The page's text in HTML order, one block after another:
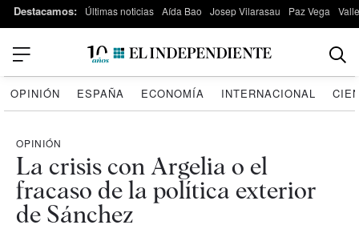
Destacamos: Últimas noticias Aída Bao Josep Vilarasau Paz Vega
OPINIÓN ESPAÑA ECONOMÍA INTERNACIONAL
OPINIÓN
La crisis con Argelia o el
fracaso de la política exterior
de Sánchez